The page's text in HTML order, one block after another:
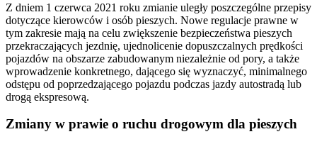
Z dniem 1 czerwca 2021 roku zmianie uległy poszczególne przepisy
dotyczące kierowców i osób pieszych. Nowe regulacje prawne w
tym zakresie mają na celu zwiększenie bezpieczeństwa pieszych
przekraczających jezdnię, ujednolicenie dopuszczalnych prędkości
pojazdów na obszarze zabudowanym niezależnie od pory, a także
wprowadzenie konkretnego, dającego się wyznaczyć, minimalnego
odstępu od poprzedzającego pojazdu podczas jazdy autostradą lub
drogą ekspresową.
Zmiany w prawie o ruchu drogowym dla pieszych